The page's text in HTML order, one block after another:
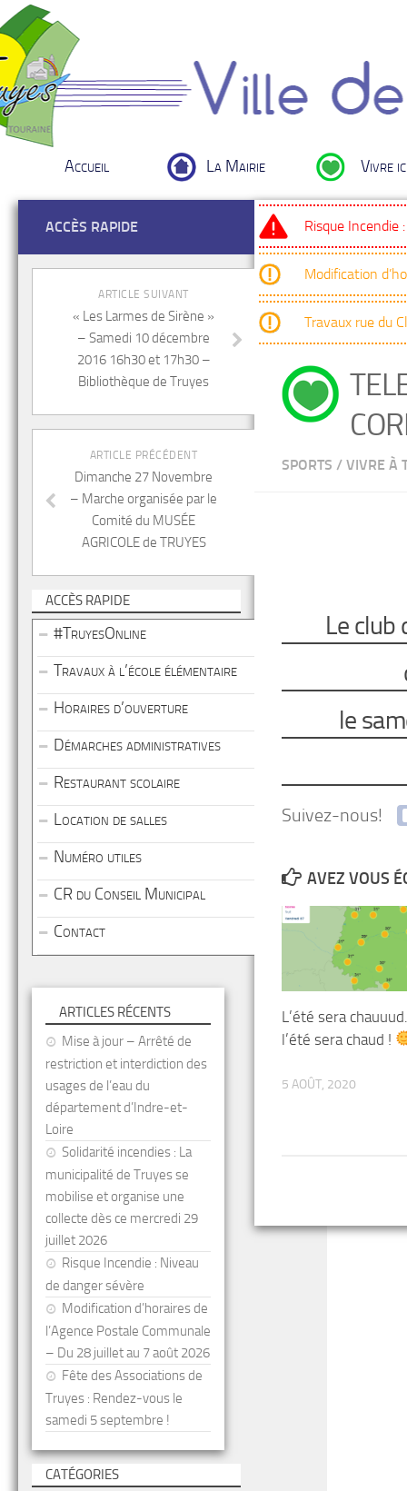
Accueil La Mairie Vivre
Risque Incendie
Modification
Travaux rue du
SPORTS / VIVRE À
Le club
le
Suivez-nous!
AVEZ VOUS
L’été sera
l’été sera chaud !
5 AOÛT, 2020
ACCÈS RAPIDE
ARTICLE SUIVANT
« Les Larmes de Sirène »
– Samedi 10 décembre
2016 16h30 et 17h30 –
Bibliothèque de Truyes
ARTICLE PRÉCÉDENT
Dimanche 27 Novembre
– Marche organisée par le
Comité du MUSÉE
AGRICOLE de TRUYES
ACCÈS RAPIDE
#TruyesOnline
Travaux à l’école élémentaire
Horaires d’ouverture
Démarches administratives
Restaurant scolaire
Location de salles
Numéro utiles
CR du Conseil Municipal
Contact
ARTICLES RÉCENTS
Mise à jour – Arrêté de
restriction et interdiction des
usages de l’eau du
département d’Indre-et-
Loire
Solidarité incendies : La
municipalité de Truyes se
mobilise et organise une
collecte dès ce mercredi 29
juillet 2026
Risque Incendie : Niveau
de danger sévère
Modification d’horaires de
l’Agence Postale Communale
– Du 28 juillet au 7 août 2026
Fête des Associations de
Truyes : Rendez-vous le
samedi 5 septembre !
CATÉGORIES